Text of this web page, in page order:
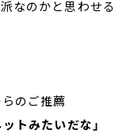
なのかと思わせる
のご推薦
トみたいだな」